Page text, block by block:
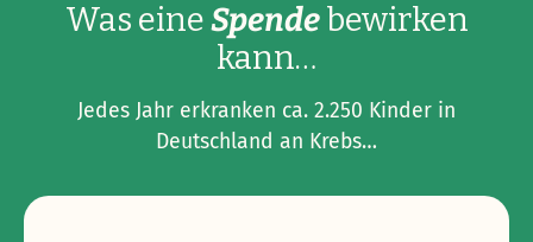
Was eineSpendebewirken
kann…
Jedes Jahr erkranken ca. 2.250 Kinder in
Deutschland an Krebs…